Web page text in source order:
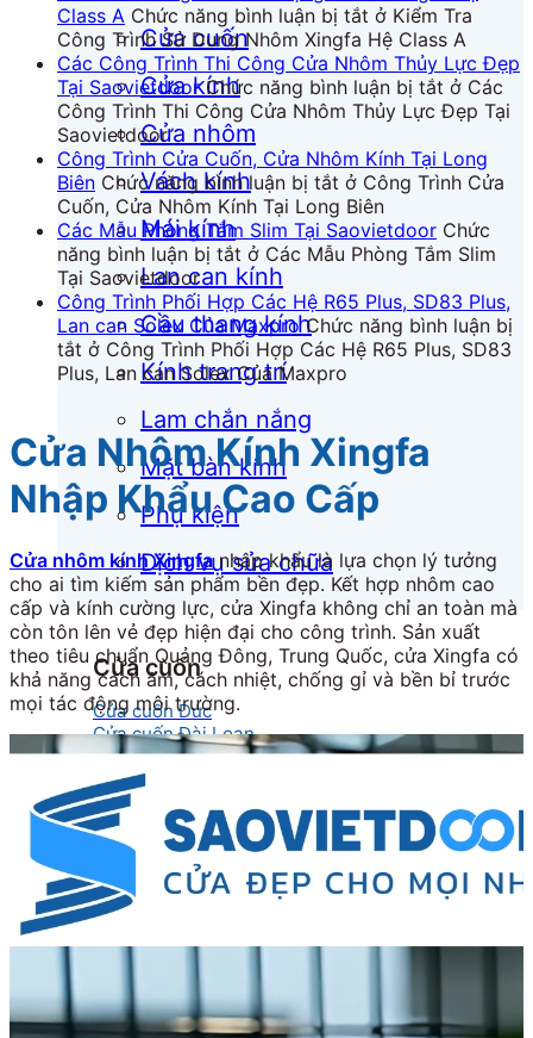
Cửa cuốn
Cửa kính
Cửa nhôm
Vách kính
Mái kính
Lan can kính
Cầu thang kính
Kính trang trí
Lam chắn nắng
Mặt bàn kính
Phụ kiện
Dịch vụ sửa chữa
Cửa cuốn
Cửa cuốn Đức
Cửa cuốn Đài Loan
Cửa cuốn kéo tay
Cửa cuốn khe thoáng
Cửa cuốn Austdoor Chính Hãng
Cửa cuốn Netdoor
Cửa cuốn Ssmarts
Cửa cuốn mắc võng
Cửa kính
Cửa kính cường lực
Cửa kính thủy lực
Cửa kính tự động
Class A Chức năng bình luận bị tắt ở Kiểm Tra
Công Trình Sử Dụng Nhôm Xingfa Hệ Class A
Các Công Trình Thi Công Cửa Nhôm Thủy Lực Đẹp
Tại Saovietdoor Chức năng bình luận bị tắt ở Các
Công Trình Thi Công Cửa Nhôm Thủy Lực Đẹp Tại
Saovietdoor
Công Trình Cửa Cuốn, Cửa Nhôm Kính Tại Long
Biên Chức năng bình luận bị tắt ở Công Trình Cửa
Cuốn, Cửa Nhôm Kính Tại Long Biên
Các Mẫu Phòng Tắm Slim Tại Saovietdoor Chức
năng bình luận bị tắt ở Các Mẫu Phòng Tắm Slim
Tại Saovietdoor
Công Trình Phối Hợp Các Hệ R65 Plus, SD83 Plus,
Lan can Solex Của Maxpro Chức năng bình luận bị
tắt ở Công Trình Phối Hợp Các Hệ R65 Plus, SD83
Plus, Lan can Solex Của Maxpro
Cửa Nhôm Kính Xingfa
Nhập Khẩu Cao Cấp
Cửa nhôm kính Xingfanhập khẩu là lựa chọn lý tưởng
cho ai tìm kiếm sản phẩm bền đẹp. Kết hợp nhôm cao
cấp và kính cường lực, cửa Xingfa không chỉ an toàn mà
còn tôn lên vẻ đẹp hiện đại cho công trình. Sản xuất
theo tiêu chuẩn Quảng Đông, Trung Quốc, cửa Xingfa có
khả năng cách âm, cách nhiệt, chống gỉ và bền bỉ trước
mọi tác động môi trường.